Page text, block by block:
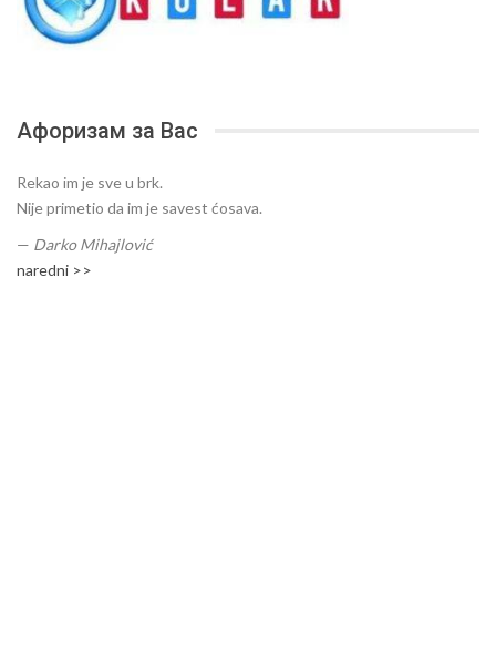
Афоризам за Вас
Rekao im je sve u brk.
Nije primetio da im je savest ćosava.
— Darko Mihajlović
naredni >>